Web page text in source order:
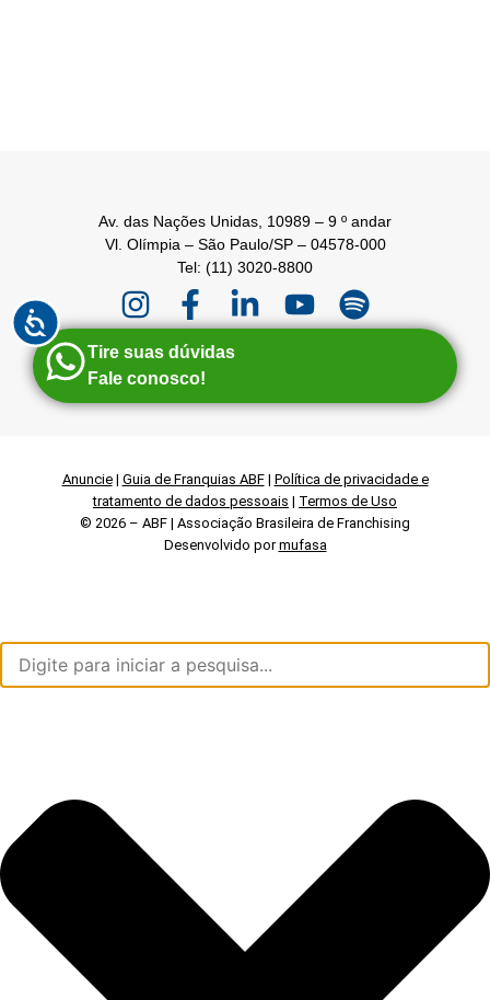
Av. das Nações Unidas, 10989 – 9 º andar
Vl. Olímpia – São Paulo/SP – 04578-000
Tel: (11) 3020-8800
Tire suas dúvidas
Fale conosco!
Anuncie| Guia de Franquias ABF| Política de privacidade e
tratamento de dados pessoais | Termos de Uso
© 2026 – ABF | Associação Brasileira de Franchising
Desenvolvido pormufasa